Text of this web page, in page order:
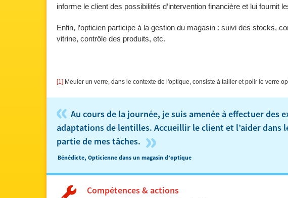
informe le client des possibilités d’intervention financière et lui fournit
Enfin, l’opticien participe à la gestion du magasin : suivi des stocks,
vitrine, contrôle des produits, etc.
[1] Meuler un verre, dans le contexte de l'optique, consiste à tailler et polir le verre
« Au cours de la journée, je suis amenée à effectuer des
adaptations de lentilles. Accueillir le client et l’aider dans
partie de mes tâches. »
Bénédicte, Opticienne dans un magasin d’optique
Compétences & actions